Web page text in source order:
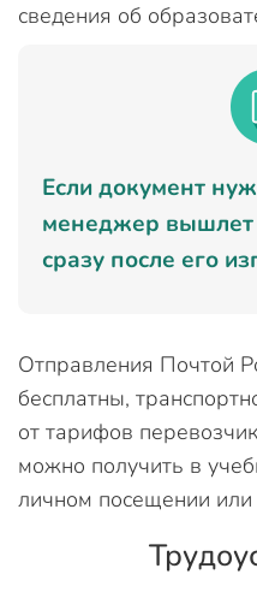
сведения об
Если документ
менеджер вышлет
сразу после его
Отправления Почтой
бесплатны,
от тарифов
можно получить в
личном посещении или